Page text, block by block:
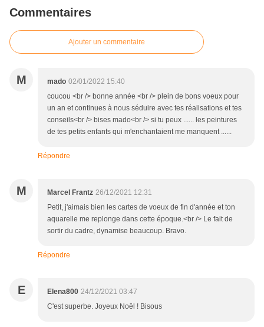
Commentaires
Ajouter un commentaire
M mado 02/01/2022 15:40
coucou <br /> bonne année <br /> plein de bons voeux pour
un an et continues à nous séduire avec tes réalisations et tes
conseils<br /> bises mado<br /> si tu peux ...... les peintures
de tes petits enfants qui m'enchantaient me manquent ......
Répondre
M Marcel Frantz 26/12/2021 12:31
Petit, j'aimais bien les cartes de voeux de fin d'année et ton
aquarelle me replonge dans cette époque.<br /> Le fait de
sortir du cadre, dynamise beaucoup. Bravo.
Répondre
E Elena800 24/12/2021 03:47
C'est superbe. Joyeux Noël ! Bisous